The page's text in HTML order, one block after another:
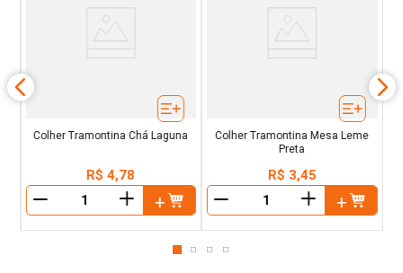
Colher Tramontina Chá Laguna
R$ 4,78
＋
Colher Tramontina Mesa Leme
Preta
R$ 3,45
＋